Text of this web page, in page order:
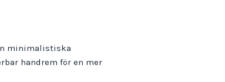
minimalistiska
handrem för en mer